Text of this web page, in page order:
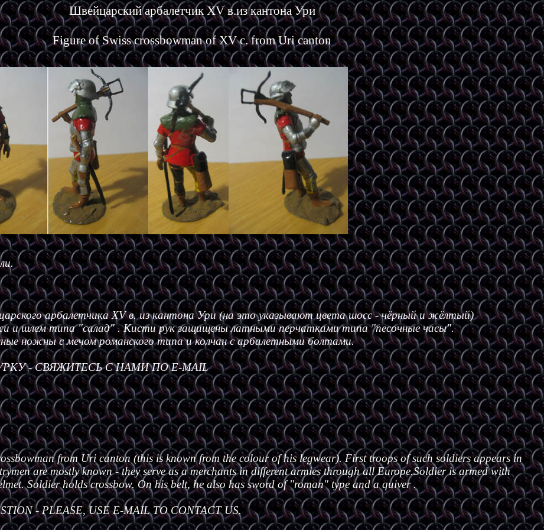
Швейцарский арбалетчик XV в.из кантона Ури
Figure of Swiss crossbowman of XV c. from Uri canton
арбалетчика XV в. из кантона Ури (на это указывают цвета шосс - чёрный и жёлтый)
и шлем типа "салад" . Кисти рук защищены латными перчатками типа "песочные часы".
ножны с мечом романского типа и колчан с арбалетными болтами.
- СВЯЖИТЕСЬ С НАМИ ПО E-MAIL
from Uri canton (this is known from the colour of his legwear). First troops of such soldiers appears in
are mostly known - they serve as a merchants in different armies through all Europe.Soldier is armed with
Soldier holds crossbow. On his belt, he also has sword of "roman" type and a quiver .
- PLEASE, USE E-MAIL TO CONTACT US.